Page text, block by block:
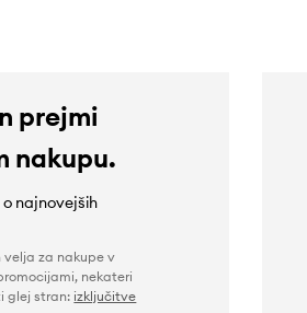
prejmi
nakupu.
najnovejših
velja za nakupe v
nekateri
glej stran: izključitve